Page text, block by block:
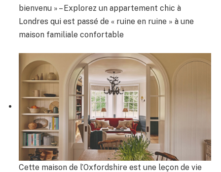
bienvenu » – Explorez un appartement chic à
Londres qui est passé de « ruine en ruine » à une
maison familiale confortable
Cette maison de l’Oxfordshire est une leçon de vie